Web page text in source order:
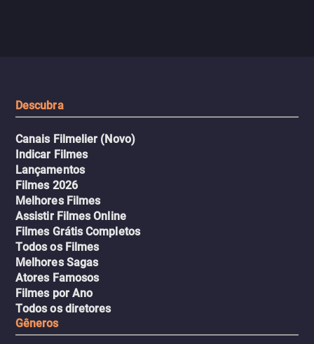
Descubra
Canais Filmelier (Novo)
Indicar Filmes
Lançamentos
Filmes 2026
Melhores Filmes
Assistir Filmes Online
Filmes Grátis Completos
Todos os Filmes
Melhores Sagas
Atores Famosos
Filmes por Ano
Todos os diretores
Gêneros